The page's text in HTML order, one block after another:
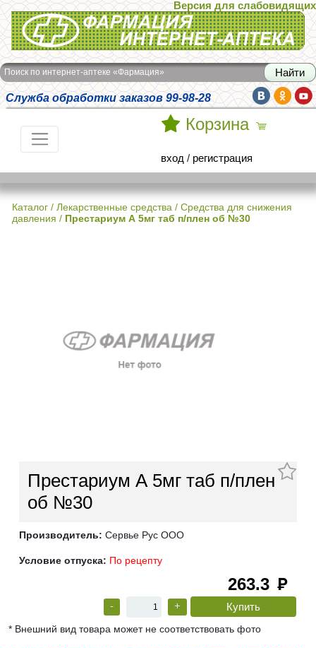
Интернет-аптека Фармация
Версия для слабовидящих
Поиск по интернет-аптеке «Фармация»
Служба обработки заказов 99-98-28
Корзина
вход / регистрация
Каталог / Лекарственные средства / Средства для снижения
давления / Престариум А 5мг таб п/плен об №30
Престариум А 5мг таб п/плен
об №30
Производитель: Сервье Рус ООО
Условие отпуска: По рецепту
263.3 руб
- +
* Внешний вид товара может не соответствовать фото